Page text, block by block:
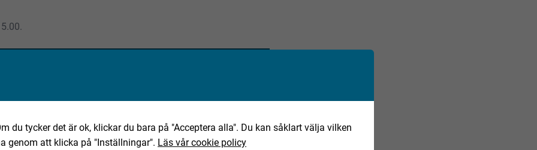
objekt?
du tycker det är ok, klickar du bara på "Acceptera alla". Du kan såklart välja vilken
genom att klicka på "Inställningar". Läs vår cookie policy